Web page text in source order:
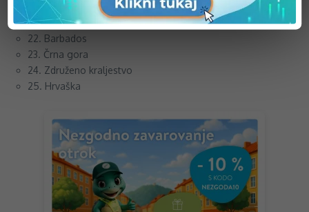
20. Portugalska
21. Slovaška
22. Barbados
23. Črna gora
24. Združeno kraljestvo
25. Hrvaška